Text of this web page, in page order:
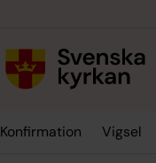
Konfirmation Vigsel